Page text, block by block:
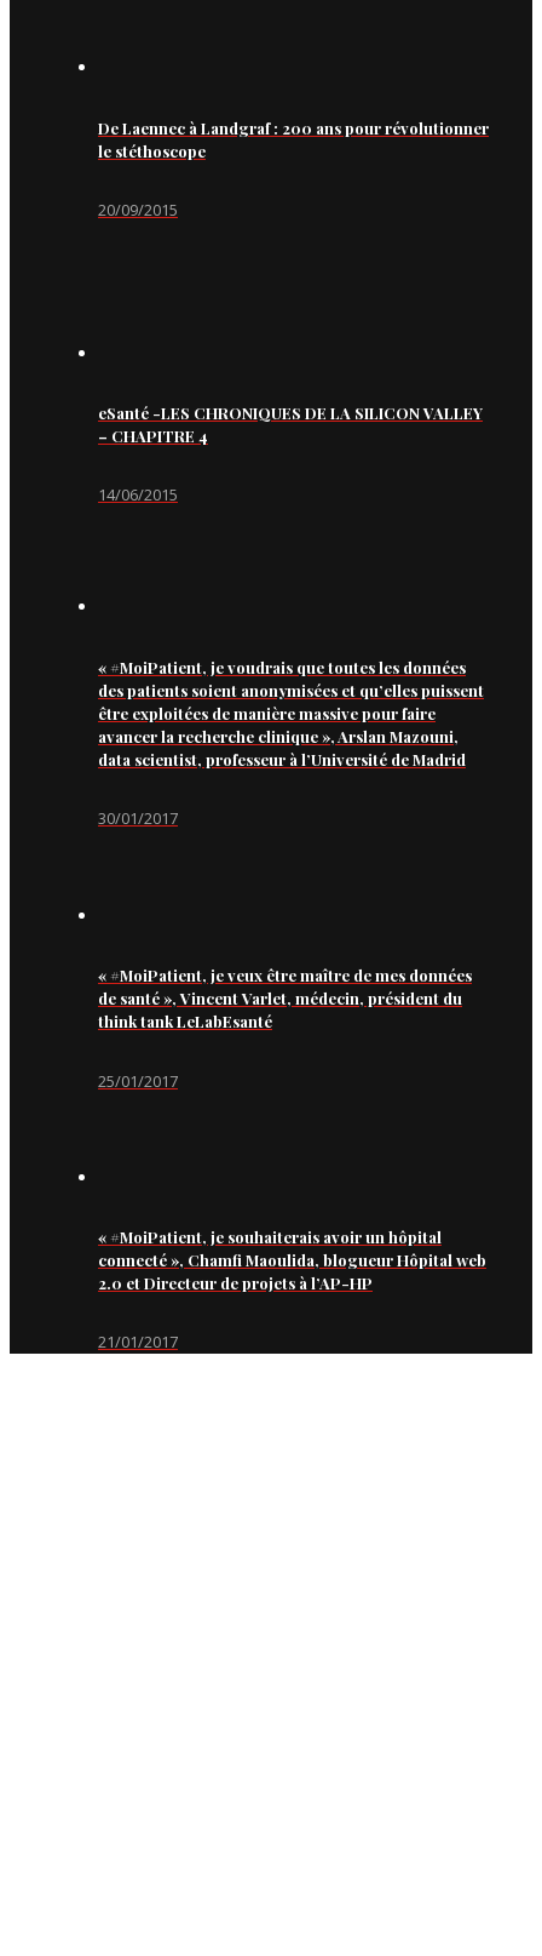
De Laennec à Landgraf : 200 ans pour révolutionner
le stéthoscope
20/09/2015
eSanté -LES CHRONIQUES DE LA SILICON VALLEY
– CHAPITRE 4
14/06/2015
« #MoiPatient, je voudrais que toutes les données
des patients soient anonymisées et qu’elles puissent
être exploitées de manière massive pour faire
avancer la recherche clinique », Arslan Mazouni,
data scientist, professeur à l’Université de Madrid
30/01/2017
« #MoiPatient, je veux être maître de mes données
de santé », Vincent Varlet, médecin, président du
think tank LeLabEsanté
25/01/2017
« #MoiPatient, je souhaiterais avoir un hôpital
connecté », Chamfi Maoulida, blogueur Hôpital web
2.0 et Directeur de projets à l’AP-HP
21/01/2017